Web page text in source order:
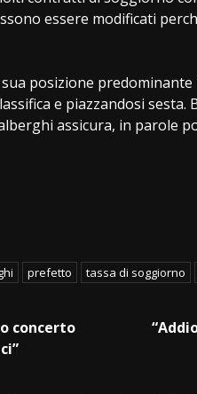
essere modificati
posizione
e piazzandosi
assicura, in parole
prefetto tassa di soggiorno
concerto